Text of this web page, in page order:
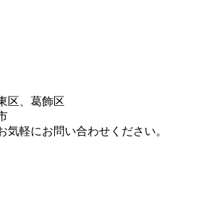
区、葛飾区
気軽にお問い合わせください。